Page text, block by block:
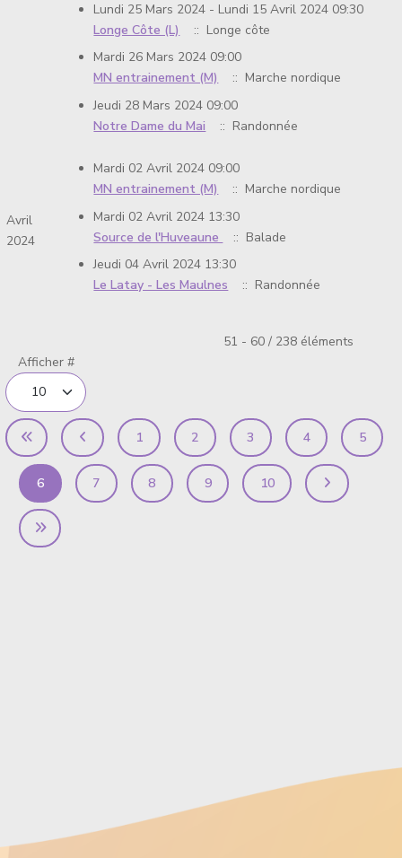
Lundi 25 Mars 2024 - Lundi 15 Avril 2024 09:30
Longe Côte (L)
:: Longe côte
Mardi 26 Mars 2024 09:00
MN entrainement (M)
:: Marche nordique
Jeudi 28 Mars 2024 09:00
Notre Dame du Mai
:: Randonnée
Avril
2024
Mardi 02 Avril 2024 09:00
MN entrainement (M)
:: Marche nordique
Mardi 02 Avril 2024 13:30
Source de l'Huveaune
:: Balade
Jeudi 04 Avril 2024 13:30
Le Latay - Les Maulnes
:: Randonnée
51 - 60 / 238 éléments
Afficher #
1 2 3 4 5
6 7 8 9 10